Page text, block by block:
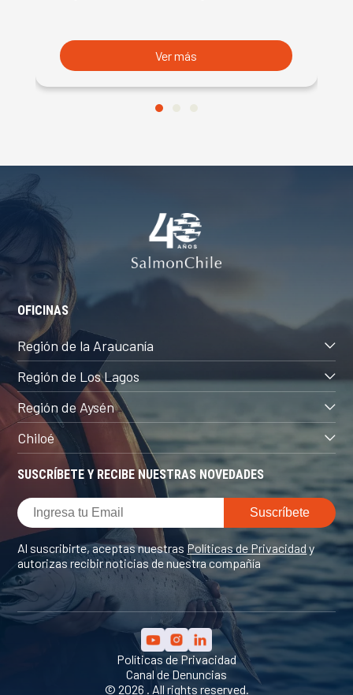
Ver más
SUSCRÍBETE Y RECIBE NUESTRAS NOVEDADES
Al suscribirte, aceptas nuestras Políticas de Privacidady
autorizas recibir noticias de nuestra compañía
OFICINAS
Región de la Araucanía
Región de Los Lagos
Región de Aysén
Chiloé
© 2026 . All rights reserved.
Políticas de Privacidad
Canal de Denuncias